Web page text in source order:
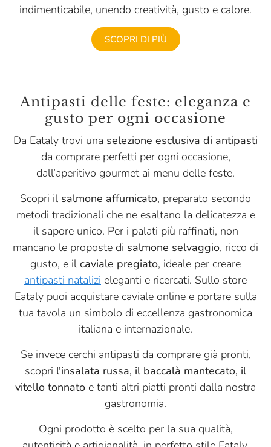
indimenticabile, unendo creatività, gusto e calore.
SCOPRI DI PIÙ
Antipasti delle feste: eleganza e
gusto per ogni occasione
Da Eataly trovi una selezione esclusiva di antipasti
da comprare perfetti per ogni occasione,
dall’aperitivo gourmet ai menu delle feste.
Scopri il salmone affumicato, preparato secondo
metodi tradizionali che ne esaltano la delicatezza e
il sapore unico. Per i palati più raffinati, non
mancano le proposte di salmone selvaggio, ricco di
gusto, e il caviale pregiato, ideale per creare
antipasti natalizi eleganti e ricercati. Sullo store
Eataly puoi acquistare caviale online e portare sulla
tua tavola un simbolo di eccellenza gastronomica
italiana e internazionale.
Se invece cerchi antipasti da comprare già pronti,
scopri l'insalata russa, il baccalà mantecato, il
vitello tonnato e tanti altri piatti pronti dalla nostra
gastronomia.
Ogni prodotto è scelto per la sua qualità,